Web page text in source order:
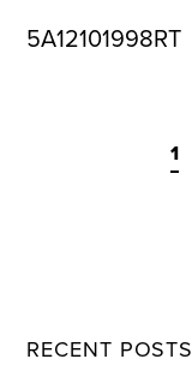
5A12101998RT
1
RECENT POSTS